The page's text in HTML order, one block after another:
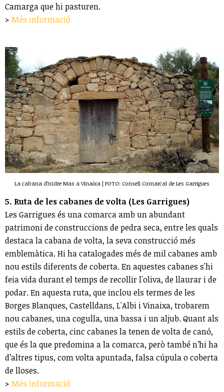
Camarga que hi pasturen.
> Més informació
La cabana d'Isidre Mas a Vinaixa | FOTO: Consell Comarcal de Les Garrigues
5. Ruta de les cabanes de volta (Les Garrigues)
Les Garrigues és una comarca amb un abundant
patrimoni de construccions de pedra seca, entre les quals
destaca la cabana de volta, la seva construcció més
emblemàtica. Hi ha catalogades més de mil cabanes amb
nou estils diferents de coberta. En aquestes cabanes s'hi
feia vida durant el temps de recollir l'oliva, de llaurar i de
podar. En aquesta ruta, que inclou els termes de les
Borges Blanques, Castelldans, L'Albi i Vinaixa, trobarem
nou cabanes, una cogulla, una bassa i un aljub. Quant als
estils de coberta, cinc cabanes la tenen de volta de canó,
que és la que predomina a la comarca, però també n’hi ha
d’altres tipus, com volta apuntada, falsa cúpula o coberta
de lloses.
> Més informació